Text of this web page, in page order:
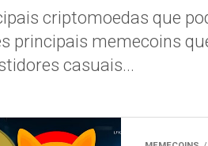
criptomoedas que
principais memecoins
casuais...